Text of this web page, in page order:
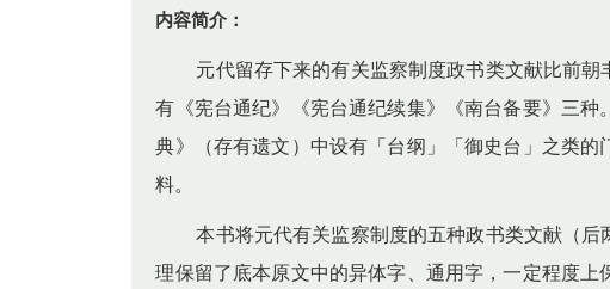
内容简介：
元代留存下来的有关监察制度政书类文献比前
有《宪台通纪》《宪台通纪续集》《南台备要》三
典》（存有遗文）中设有「台纲」「御史台」之类
料。
本书将元代有关监察制度的五种政书类文献（
理保留了底本原文中的异体字、通用字，一定程度